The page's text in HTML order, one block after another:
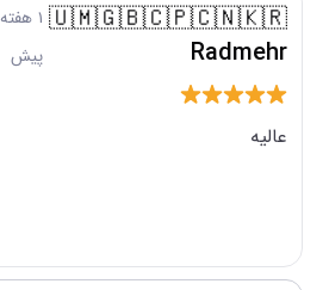
🇺🇲🇬🇧🇨🇵🇨🇳🇰🇷
Radmehr
۱ هفته
پیش
عالیه